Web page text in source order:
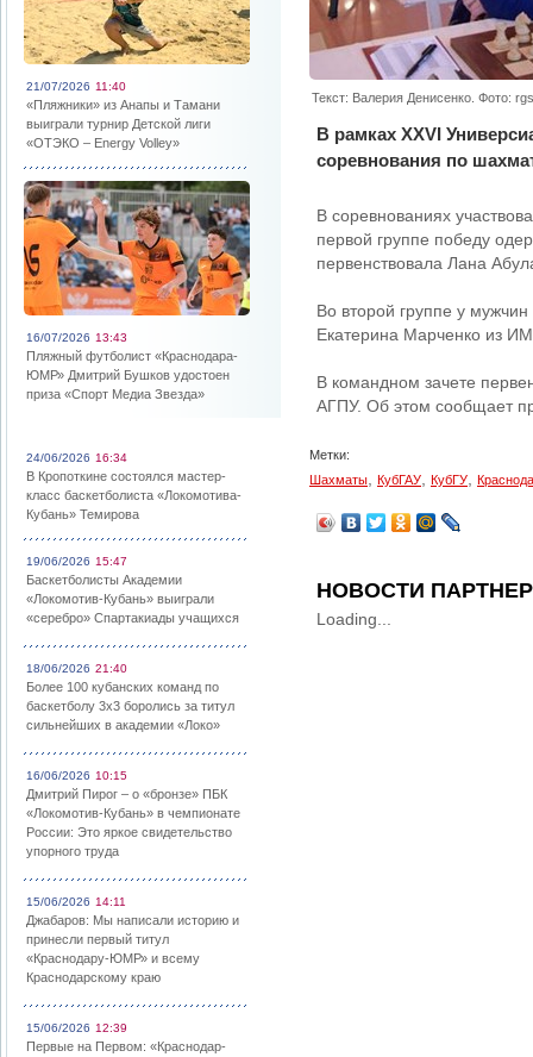
21/07/2026 11:40
«Пляжники» из Анапы и Тамани
выиграли турнир Детской лиги
«ОТЭКО – Energy Volley»
16/07/2026 13:43
Пляжный футболист «Краснодара-
ЮМР» Дмитрий Бушков удостоен
приза «Спорт Медиа Звезда»
24/06/2026 16:34
В Кропоткине состоялся мастер-
класс баскетболиста «Локомотива-
Кубань» Темирова
19/06/2026 15:47
Баскетболисты Академии
«Локомотив-Кубань» выиграли
«серебро» Спартакиады учащихся
18/06/2026 21:40
Более 100 кубанских команд по
баскетболу 3х3 боролись за титул
сильнейших в академии «Локо»
16/06/2026 10:15
Дмитрий Пирог – о «бронзе» ПБК
«Локомотив-Кубань» в чемпионате
России: Это яркое свидетельство
упорного труда
15/06/2026 14:11
Джабаров: Мы написали историю и
принесли первый титул
«Краснодару-ЮМР» и всему
Краснодарскому краю
15/06/2026 12:39
Первые на Первом: «Краснодар-
Текст: Валерия Денисенко. Фото:
В рамках XXVI
соревнования по
В соревнованиях
первой группе победу
первенствовала Лана
Во второй группе у
Екатерина Марченко из
В командном зачете
АГПУ. Об этом сообщает
Метки:
Шахматы
КубГАУ КубГУ
НОВОСТИ
Loading...